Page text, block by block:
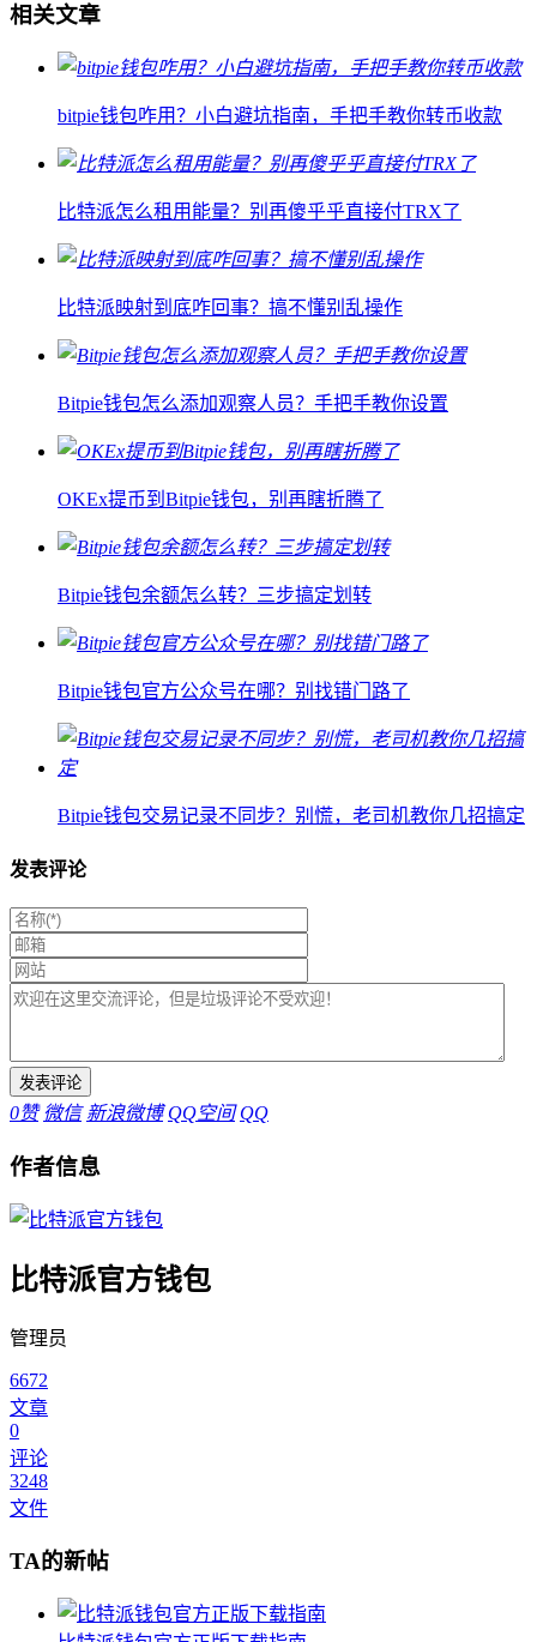
相关文章
bitpie钱包咋用？小白避坑指南，手把手教你转币收款
比特派怎么租用能量？别再傻乎乎直接付TRX了
比特派映射到底咋回事？搞不懂别乱操作
Bitpie钱包怎么添加观察人员？手把手教你设置
OKEx提币到Bitpie钱包，别再瞎折腾了
Bitpie钱包余额怎么转？三步搞定划转
Bitpie钱包官方公众号在哪？别找错门路了
Bitpie钱包交易记录不同步？别慌，老司机教你几招搞定
发表评论
0赞 微信 新浪微博 QQ空间 QQ
作者信息
比特派官方钱包
管理员
6672
文章
0
评论
3248
文件
TA的新帖